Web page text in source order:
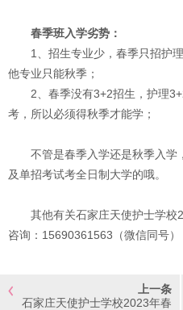
春季班入学劣势：
1、招生专业少，春季只招护
他专业只能秋季；
2、春季没有3+2招生，护理
考，所以必须得秋季才能学；
不管是春季入学还是秋季入学
及单招考试考全日制大学的哦。
其他有关石家庄天使护士学
咨询：15690361563（微信同号）
上一条
石家庄天使护士学校2023年春